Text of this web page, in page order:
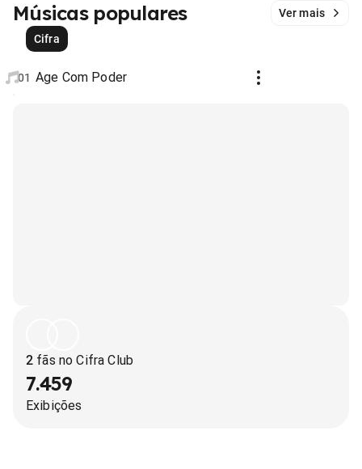
Músicas populares
Ver mais
Cifra
01 Age Com Poder
2 fãs no Cifra Club
7.459
Exibições